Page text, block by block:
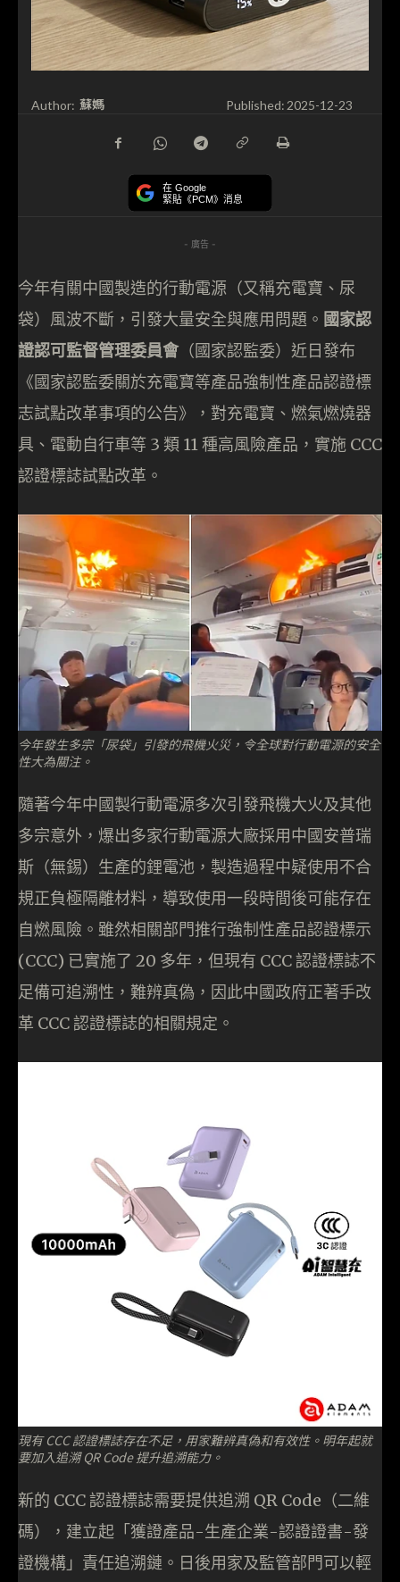
Author: 蘇媽 Published: 2025-12-23
在 Google
緊貼《PCM》消息
- 廣告 -
今年有關中國製造的行動電源（又稱充電寶、尿
袋）風波不斷，引發大量安全與應用問題。 國家認
證認可監督管理委員會（國家認監委）近日發布
《國家認監委關於充電寶等產品強制性產品認證標
志試點改革事項的公告》，對充電寶、燃氣燃燒器
具、電動自行車等 3 類 11 種高風險產品，實施 CCC
認證標誌試點改革。
今年發生多宗「尿袋」引發的飛機火災，令全球對行動電源的安全
性大為關注。
隨著今年中國製行動電源多次引發飛機大火及其他
多宗意外，爆出多家行動電源大廠採用中國安普瑞
斯（無錫）生產的鋰電池，製造過程中疑使用不合
規正負極隔離材料，導致使用一段時間後可能存在
自燃風險。雖然相關部門推行強制性產品認證標示
(CCC) 已實施了 20 多年，但現有 CCC 認證標誌不
足備可追溯性，難辨真偽，因此中國政府正著手改
革 CCC 認證標誌的相關規定。
現有 CCC 認證標誌存在不足，用家難辨真偽和有效性。明年起就
要加入追溯 QR Code 提升追溯能力。
新的 CCC 認證標誌需要提供追溯 QR Code（二維
碼），建立起「獲證產品-生產企業-認證證書-發
證機構」責任追溯鏈。日後用家及監管部門可以輕